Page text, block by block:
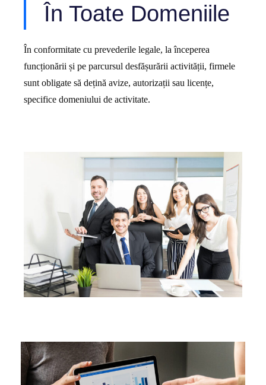
În Toate Domeniile
În conformitate cu prevederile legale, la începerea
funcționării și pe parcursul desfășurării activității, firmele
sunt obligate să dețină avize, autorizații sau licențe,
specifice domeniului de activitate.